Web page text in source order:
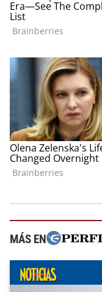
MÁS EN